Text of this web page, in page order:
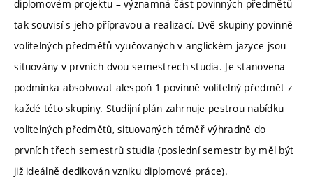
diplomovém projektu – významná část povinných předmětů
tak souvisí s jeho přípravou a realizací. Dvě skupiny povinně
volitelných předmětů vyučovaných v anglickém jazyce jsou
situovány v prvních dvou semestrech studia. Je stanovena
podmínka absolvovat alespoň 1 povinně volitelný předmět z
každé této skupiny. Studijní plán zahrnuje pestrou nabídku
volitelných předmětů, situovaných téměř výhradně do
prvních třech semestrů studia (poslední semestr by měl být
již ideálně dedikován vzniku diplomové práce).